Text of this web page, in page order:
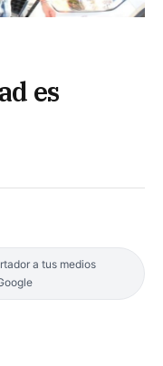
es
a tus medios